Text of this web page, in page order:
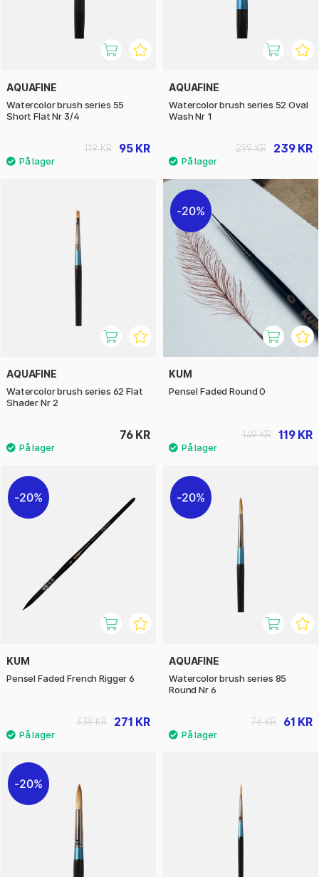
AQUAFINE
Watercolor brush series 55
Short Flat Nr 3/4
95 KR
119 KR
AQUAFINE
Watercolor brush series 52 Oval
Wash Nr 1
239 KR
299 KR
AQUAFINE
Watercolor brush series 62 Flat
Shader Nr 2
76 KR
20%
KUM
Pensel Faded Round 0
119 KR
149 KR
20%
KUM
Pensel Faded French Rigger 6
271 KR
339 KR
20%
AQUAFINE
Watercolor brush series 85
Round Nr 6
61 KR
76 KR
20%